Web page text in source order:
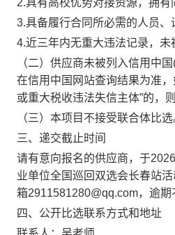
2.具有高校优势对接资源，拥有
3.具备履行合同所必需的人员、
4.近三年内无重大违法记录，未
（二）供应商未被列入信用中
在信用中国网站查询结果为准
或重大税收违法失信主体”的，
（三）本项目不接受联合体比选
三、递交截止时间
请有意向报名的供应商，于
业单位全国巡回双选会长春站
箱2911581280@qq.com，逾期
四、公开比选联系方式和地址